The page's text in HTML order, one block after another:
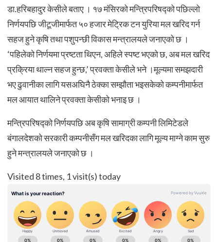
डा.हरिबहादुर केसीले बताए । १७ मंसिरको मन्त्रिपरिषद्को पछिल्लो
निर्णयपछि जीटूजीमार्फत ५० हजार मेट्रिक टन युरिया मल खरिद गर्न
सहज हुने कृषि तथा पशुपन्छी विकास मन्त्रालयले जनाएको छ ।
‘पहिलेको निर्णयमा प्रष्टता थिएन, अहिले स्पष्ट भएको छ, अब मल खरिद
प्रक्रिया थाल्न सहज हुन्छ,’ प्रवक्ता केसीले भने ।मूल्यमा समझदारी
भए ढुवानीका लागि यसअघिनै ठेक्का सम्झौता भइसकेको कम्पनीमार्फत
मल आयात थालिने प्रवक्ता केसीको भनाइ छ ।
मन्त्रिपरिषद्को निर्णयपछि अब कृषि सामाग्री कम्पनी लिमिटेडले
बंगालदेशको सरकारी कम्पनीसँग मल खरिदका लागि मूल्य माग्ने काम सुरु
हुने मन्त्रालयले जनाएको छ ।
Visited 8 times, 1 visit(s) today